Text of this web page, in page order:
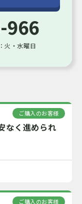
22 取引有効期限：2026-
966
火・水曜日
ご購入のお客様
なく進められ
ご購入のお客様